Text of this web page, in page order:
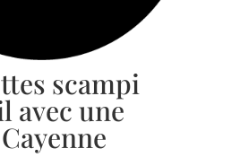
scampi
avec une